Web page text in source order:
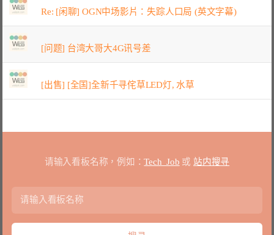
Re: [闲聊] OGN中场影片：失踪人口局 (英文字幕)
[问题] 台湾大哥大4G讯号差
[出售] [全国]全新千寻侘草LED灯, 水草
请输入看板名称，例如：Tech_Job 或 站内搜寻